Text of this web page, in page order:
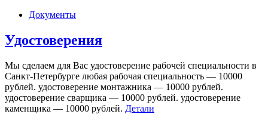
Документы
Удостоверения
Мы сделаем для Вас удостоверение рабочей специальности в
Санкт-Петербурге любая рабочая специальность — 10000
рублей. удостоверение монтажника — 10000 рублей.
удостоверение сварщика — 10000 рублей. удостоверение
каменщика — 10000 рублей. Детали